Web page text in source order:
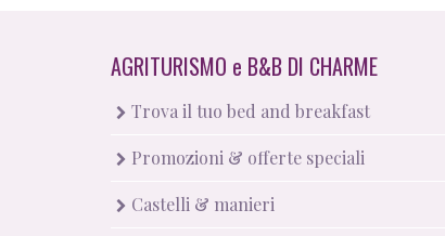
AGRITURISMO e B&B DI CHARME
Trova il tuo bed and breakfast
Promozioni & offerte speciali
Castelli & manieri